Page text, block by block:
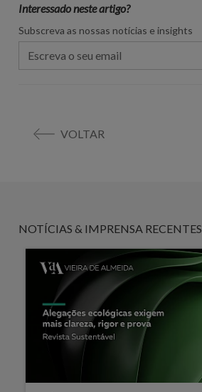
Interessado neste artigo?
Subscreva as nossas notícias e insights
VOLTAR
NOTÍCIAS & IMPRENSA RECENTES